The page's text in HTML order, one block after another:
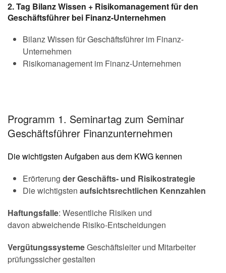
2. Tag Bilanz Wissen + Risikomanagement für den
Geschäftsführer bei Finanz-Unternehmen
Bilanz Wissen für Geschäftsführer im Finanz-
Unternehmen
Risikomanagement im Finanz-Unternehmen
Programm 1. Seminartag zum Seminar
Geschäftsführer Finanzunternehmen
Die wichtigsten Aufgaben aus dem KWG kennen
Erörterung der Geschäfts- und Risikostrategie
Die wichtigsten aufsichtsrechtlichen Kennzahlen
Haftungsfalle: Wesentliche Risiken und
davon abweichende Risiko-Entscheidungen
VergütungssystemeGeschäftsleiter und Mitarbeiter
prüfungssicher gestalten